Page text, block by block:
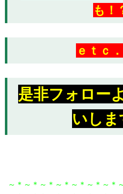
も！
ｅｔｃ
是非フォロー
いしま
～＊～＊～＊～＊～＊～＊～＊